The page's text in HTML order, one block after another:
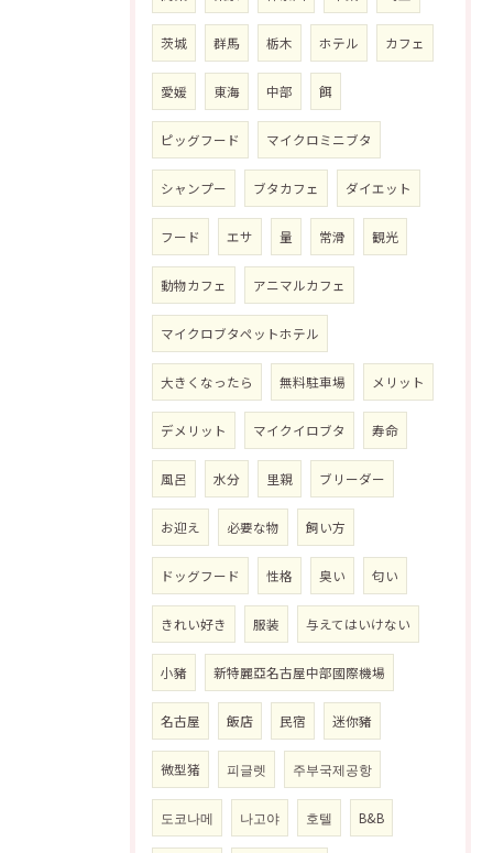
茨城 群馬 栃木 ホテル カフェ
愛媛 東海 中部 餌
ピッグフード マイクロミニブタ
シャンプー ブタカフェ ダイエット
フード エサ 量 常滑 観光
動物カフェ アニマルカフェ
マイクロブタペットホテル
大きくなったら 無料駐車場 メリット
デメリット マイクイロブタ 寿命
風呂 水分 里親 ブリーダー
お迎え 必要な物 飼い方
ドッグフード 性格 臭い 匂い
きれい好き 服装 与えてはいけない
小豬 新特麗亞名古屋中部國際機場
名古屋 飯店 民宿 迷你豬
微型猪 피글렛 주부국제공항
도코나메 나고야 호텔 B&B